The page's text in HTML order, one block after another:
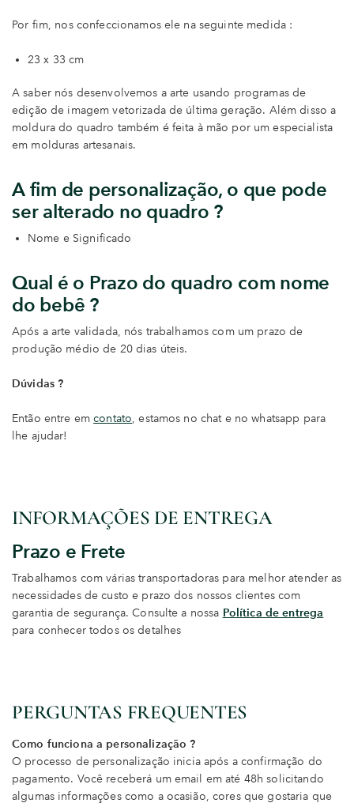
Por fim, nos confeccionamos ele na seguinte medida :
23 x 33 cm
A saber nós desenvolvemos a arte usando programas de
edição de imagem vetorizada de última geração. Além disso a
moldura do quadro também é feita à mão por um especialista
em molduras artesanais.
A fim de personalização, o que pode
ser alterado no quadro ?
Nome e Significado
Qual é o Prazo do quadro com nome
do bebê ?
Após a arte validada, nós trabalhamos com um prazo de
produção médio de 20 dias úteis.
Dúvidas ?
Então entre emcontato, estamos no chat e no whatsapp para
lhe ajudar!
INFORMAÇÕES DE ENTREGA
Prazo e Frete
Trabalhamos com várias transportadoras para melhor atender as
necessidades de custo e prazo dos nossos clientes com
garantia de segurança. Consulte a nossa Política de entrega
para conhecer todos os detalhes
PERGUNTAS FREQUENTES
Como funciona a personalização ?
O processo de personalização inicia após a confirmação do
pagamento. Você receberá um email em até 48h solicitando
algumas informações como a ocasião, cores que gostaria que